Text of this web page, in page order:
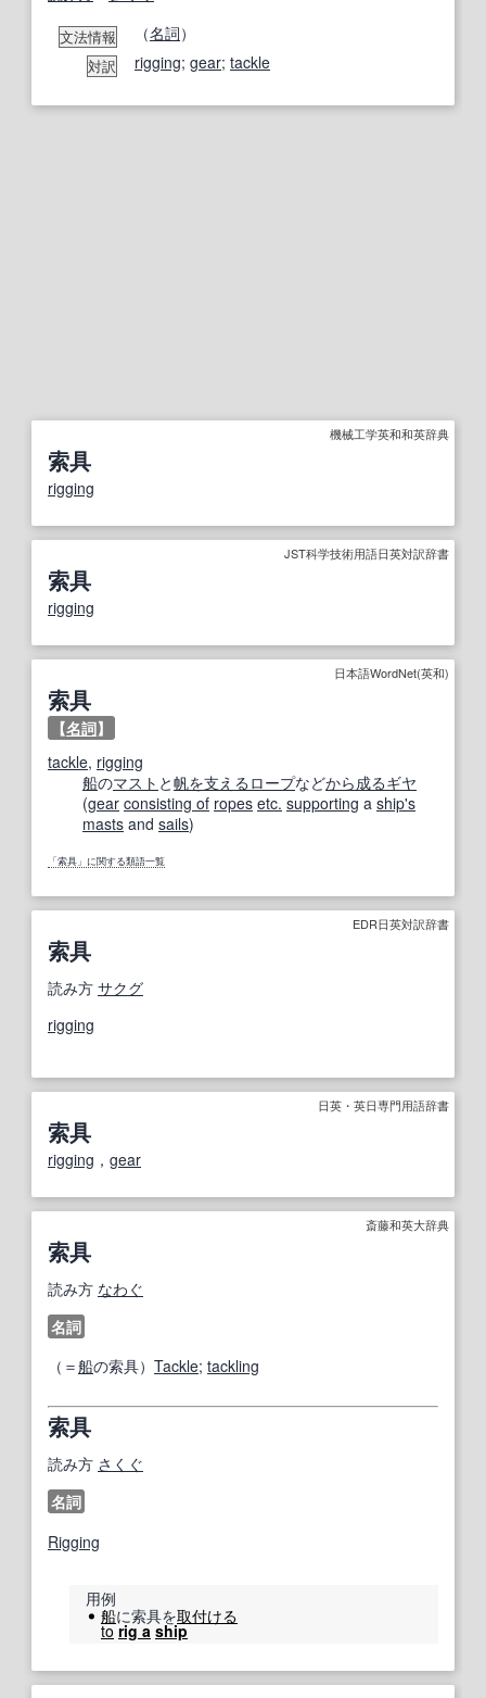
文法情報 （名詞）
対訳 rigging; gear; tackle
機械工学英和和英辞典
索具
rigging
JST科学技術用語日英対訳辞書
索具
rigging
日本語WordNet(英和)
索具
【名詞】
tackle, rigging
船のマスト と帆を支える ロープなどから成るギヤ
(gear consisting of ropes etc. supporting a ship's
masts and sails)
「索具」に関する類語一覧
EDR日英対訳辞書
索具
読み方 サクグ
rigging
日英・英日専門用語辞書
索具
rigging ， gear
斎藤和英大辞典
索具
読み方 なわぐ
名詞
（＝船の索具） Tackle; tackling
索具
読み方 さくぐ
名詞
Rigging
用例
船に索具を取付ける
to rig a ship